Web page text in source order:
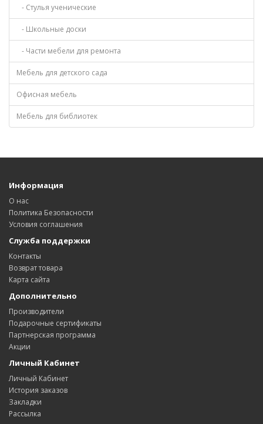
- Стулья ученические
- Школьные доски
- Части мебели для ремонта
Мебель для детского сада
Офисная мебель
Мебель для библиотек
Информация
О нас
Политика Безопасности
Условия соглашения
Служба поддержки
Контакты
Возврат товара
Карта сайта
Дополнительно
Производители
Подарочные сертификаты
Партнерская программа
Акции
Личный Кабинет
Личный Кабинет
История заказов
Закладки
Рассылка